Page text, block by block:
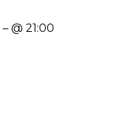
– @ 21:00